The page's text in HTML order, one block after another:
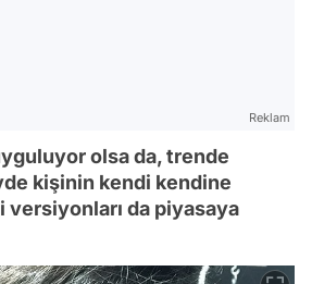
Reklam
olsa da, trende
kişinin kendi kendine
da piyasaya